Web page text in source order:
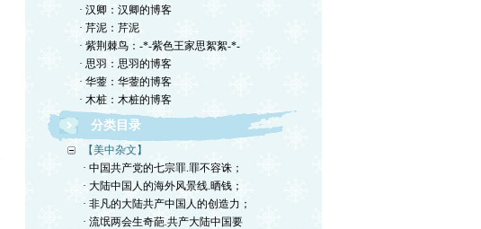
· 汉卿：汉卿的博客
· 芹泥：芹泥
· 紫荆棘鸟：-*-紫色王家思絮絮-*-
· 思羽：思羽的博客
· 华蓥：华蓥的博客
· 木桩：木桩的博客
分类目录
【美中杂文】
· 中国共产党的七宗罪.罪不容诛；
· 大陆中国人的海外风景线.晒钱；
· 非凡的大陆共产中国人的创造力；
· 流氓两会生奇葩.共产大陆中国要